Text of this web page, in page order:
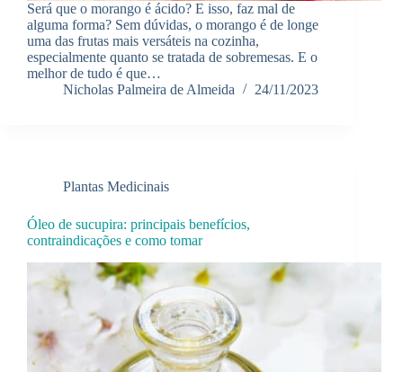
Será que o morango é ácido? E isso, faz mal de
alguma forma? Sem dúvidas, o morango é de longe
uma das frutas mais versáteis na cozinha,
especialmente quanto se tratada de sobremesas. E o
melhor de tudo é que…
Nicholas Palmeira de Almeida
24/11/2023
Plantas Medicinais
Óleo de sucupira: principais benefícios,
contraindicações e como tomar